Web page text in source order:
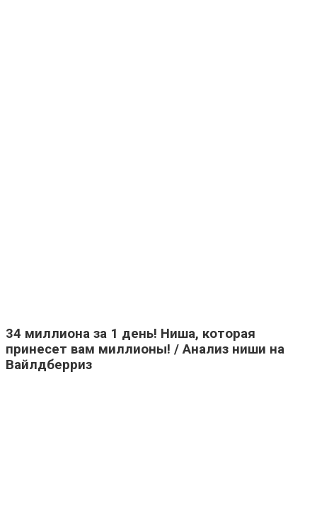
34 миллиона за 1 день! Ниша, которая
принесет вам миллионы! / Анализ ниши на
Вайлдберриз